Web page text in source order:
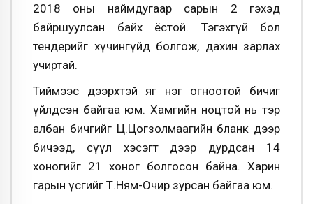
2018 оны наймдугаар сарын 2 гэхэд
байршуулсан байх ёстой. Тэгэхгүй бол
тендерийг хүчингүйд болгож, дахин зарлах
учиртай.
Тиймээс дээрхтэй яг нэг огноотой бичиг
үйлдсэн байгаа юм. Хамгийн ноцтой нь тэр
албан бичгийг Ц.Цогзолмаагийн бланк дээр
бичээд, сүүл хэсэгт дээр дурдсан 14
хоногийг 21 хоног болгосон байна. Харин
гарын үсгийг Т.Ням-Очир зурсан байгаа юм.